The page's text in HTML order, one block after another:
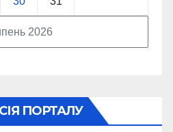
2026
ПОРТАЛУ